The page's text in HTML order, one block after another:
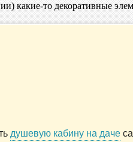
какие-то декоративные
душевую кабину на даче